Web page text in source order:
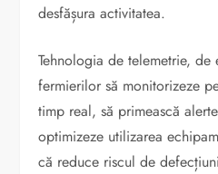
desfășura activitatea.
Tehnologia de telemetrie,
fermierilor să monitorizeze
timp real, să primească
optimizeze utilizarea
că reduce riscul de